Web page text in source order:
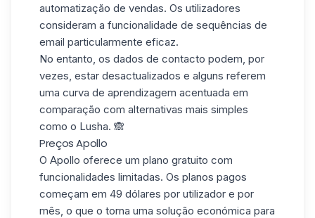
automatização de vendas. Os utilizadores
consideram a funcionalidade de sequências de
email particularmente eficaz.
No entanto, os dados de contacto podem, por
vezes, estar desactualizados e alguns referem
uma curva de aprendizagem acentuada em
comparação com alternativas mais simples
como o Lusha. 🙈
Preços Apollo
O Apollo oferece um plano gratuito com
funcionalidades limitadas. Os planos pagos
começam em 49 dólares por utilizador e por
mês, o que o torna uma solução económica para